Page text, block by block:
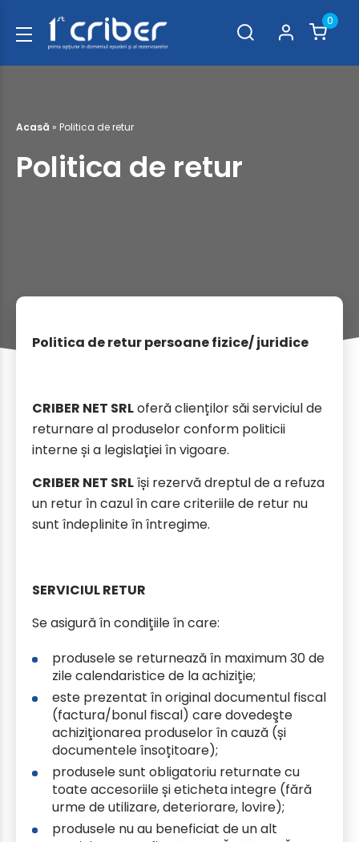
0
Acasă » Politica de retur
Politica de retur
Politica de retur persoane fizice/ juridice
CRIBER NET SRLoferă clienților săi serviciul de
returnare al produselor conform politicii
interne și a legislației în vigoare.
CRIBER NET SRLîși rezervă dreptul de a refuza
un retur în cazul în care criteriile de retur nu
sunt îndeplinite în întregime.
SERVICIUL RETUR
Se asigură în condiţiile în care:
produsele se returnează în maximum 30 de
zile calendaristice de la achiziţie;
este prezentat în original documentul fiscal
(factura/bonul fiscal) care dovedeşte
achiziţionarea produselor în cauză (și
documentele însoțitoare);
produsele sunt obligatoriu returnate cu
toate accesoriile și eticheta integre (fără
urme de utilizare, deteriorare, lovire);
produsele nu au beneficiat de un alt